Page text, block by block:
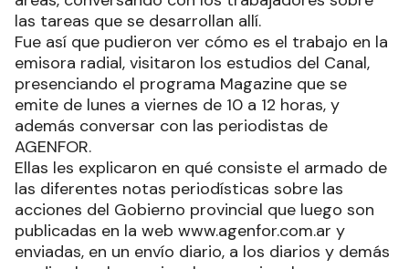
las tareas que se desarrollan allí.
Fue así que pudieron ver cómo es el trabajo en la
emisora radial, visitaron los estudios del Canal,
presenciando el programa Magazine que se
emite de lunes a viernes de 10 a 12 horas, y
además conversar con las periodistas de
AGENFOR.
Ellas les explicaron en qué consiste el armado de
las diferentes notas periodísticas sobre las
acciones del Gobierno provincial que luego son
publicadas en la web www.agenfor.com.ar y
enviadas, en un envío diario, a los diarios y demás